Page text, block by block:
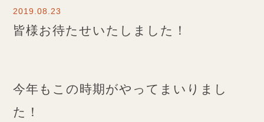
2019.08.23
皆様お待たせいたしました！
今年もこの時期がやってまいりまし
た！